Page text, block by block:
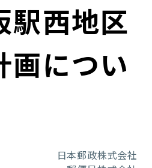
ィブ
ト駅西地区
画につい
日本郵政株式会社